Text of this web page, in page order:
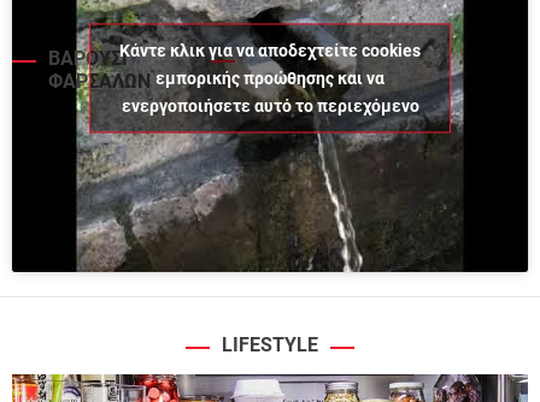
ΒΑΡΟΥΣΙ
ΦΑΡΣΑΛΩΝ
Κάντε κλικ για να αποδεχτείτε cookies
εμπορικής προώθησης και να
ενεργοποιήσετε αυτό το περιεχόμενο
LIFESTYLE